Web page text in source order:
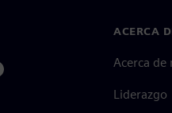
ACERCA
Acerca de
Liderazgo